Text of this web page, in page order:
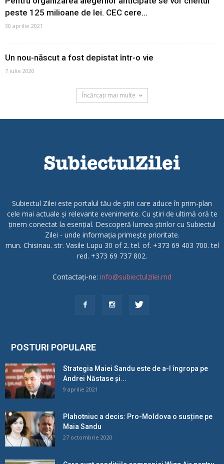
peste 125 milioane de lei. CEC cere...
30 aprilie 2021
Un nou-născut a fost depistat într-o vie
7 iulie 2020
Încărcați mai multe
Subiectul Zilei este portalul tău de știri care aduce în prim-plan
cele mai actuale și relevante evenimente. Cu știri de ultimă oră te
ținem conectat la esențial. Descoperă lumea știrilor cu Subiectul
Zilei - unde informația primește prioritate.
mun. Chisinau. str. Vasile Lupu 30 of 2. tel. of. +373 69 403 700. tel
red. +373 69 737 802.
Contactați-ne: info@subiectulzilei.md
POSTURI POPULARE
Strategia Maiei Sandu este de a-l îngropa pe
Andrei Năstase și...
9 aprilie 2021
Plahotniuc a decis: Pro-Moldova o susține pe
Maia Sandu
27 octombrie 2020